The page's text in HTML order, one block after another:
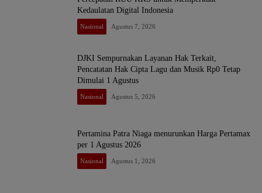
Kedaulatan Digital Indonesia
Nasional Agustus 7, 2026
DJKI Sempurnakan Layanan Hak Terkait,
Pencatatan Hak Cipta Lagu dan Musik Rp0 Tetap
Dimulai 1 Agustus
Nasional Agustus 5, 2026
Pertamina Patra Niaga menurunkan Harga Pertamax
per 1 Agustus 2026
Nasional Agustus 1, 2026